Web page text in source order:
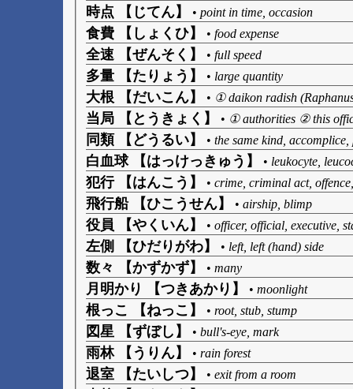
時点 【じてん】 • point in time, occasion
食費 【しょくひ】 • food expense
全速 【ぜんそく】 • full speed
多量 【たりょう】 • large quantity
大根 【だいこん】 • ① daikon radish
当局 【とうきょく】 • ① authorities ② this
同類 【どうるい】 • the same kind,
白血球 【はっけっきゅう】 • leukocyte,
犯行 【はんこう】 • crime, criminal act,
飛行船 【ひこうせん】 • airship, blimp
役員 【やくいん】 • officer, official, executive,
左側 【ひだりがわ】 • left, left (hand) side
数々 【かずかず】 • many
月明かり 【つきあかり】 • moonlight
根っこ 【ねっこ】 • root, stub, stump
図星 【ずぼし】 • bull's-eye, mark
雨林 【うりん】 • rain forest
退室 【たいしつ】 • exit from a room